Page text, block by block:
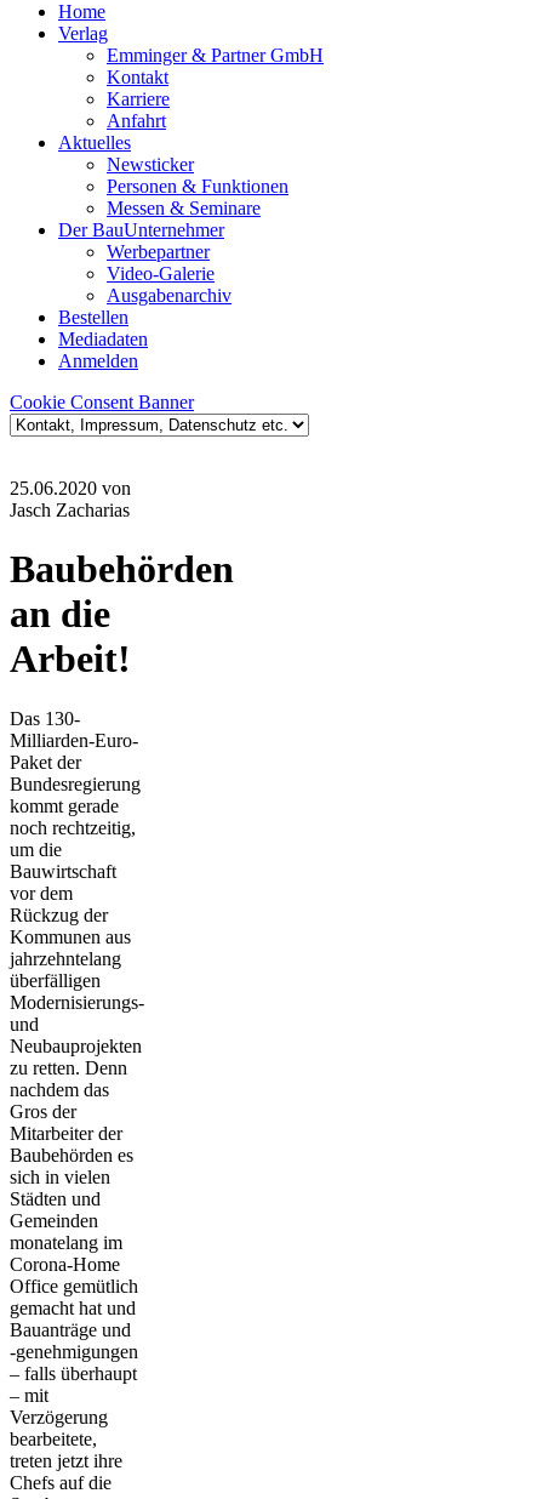
Home
Verlag
Emminger & Partner GmbH
Kontakt
Karriere
Anfahrt
Aktuelles
Newsticker
Personen & Funktionen
Messen & Seminare
Der BauUnternehmer
Werbepartner
Video-Galerie
Ausgabenarchiv
Bestellen
Mediadaten
Anmelden
Cookie Consent Banner
25.06.2020 von
Jasch Zacharias
Baubehörden
an die
Arbeit!
Das 130-
Milliarden-Euro-
Paket der
Bundesregierung
kommt gerade
noch rechtzeitig,
um die
Bauwirtschaft
vor dem
Rückzug der
Kommunen aus
jahrzehntelang
überfälligen
Modernisierungs-
und
Neubauprojekten
zu retten. Denn
nachdem das
Gros der
Mitarbeiter der
Baubehörden es
sich in vielen
Städten und
Gemeinden
monatelang im
Corona-Home
Office gemütlich
gemacht hat und
Bauanträge und
-genehmigungen
– falls überhaupt
– mit
Verzögerung
bearbeitete,
treten jetzt ihre
Chefs auf die